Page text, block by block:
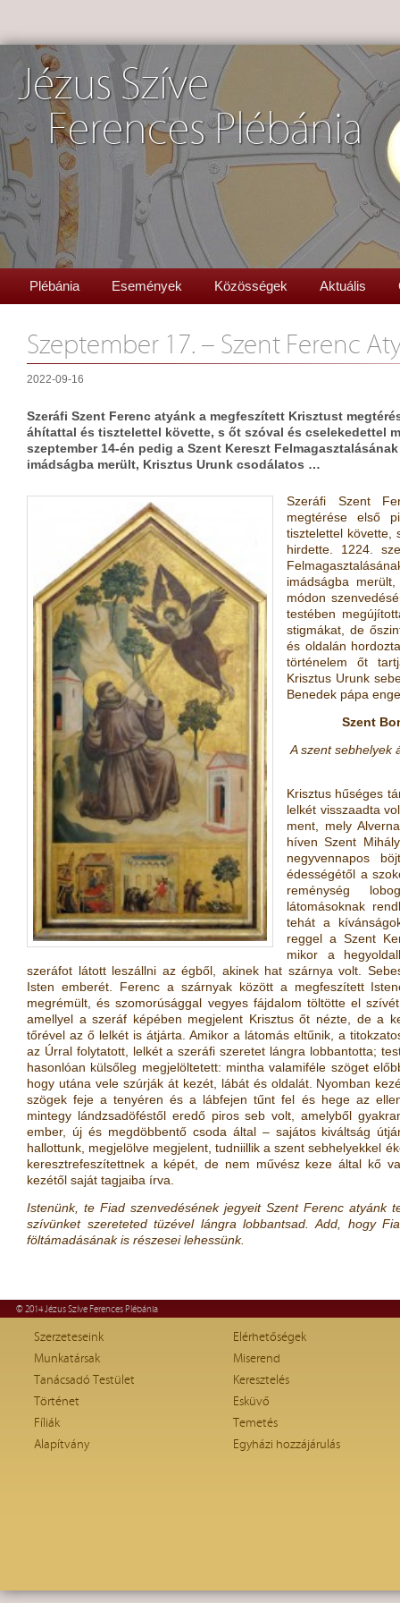
Jézus Szíve
Ferences Plébánia
Plébánia Események Közösségek Aktuális
Szeptember 17. – Szent Ferenc
2022-09-16
Szeráfi Szent Ferenc atyánk a megfeszített Krisztust
áhítattal és tisztelettel követte, s őt szóval és cselekedettel
szeptember 14-én pedig a Szent Kereszt
imádságba merült, Krisztus Urunk csodálatos …
Szeráfi Szent
megtérése első
tisztelettel követte,
hirdette. 1224.
imádságba
módon
testében
stigmákat, de
és oldalán
történelem őt
Krisztus Urunk
Benedek pápa
Szent
A szent sebhelyek
Krisztus hűséges
lelkét visszaadta
ment, mely
híven Szent
negyvennapos
édességétől a
reménység
látomásoknak
tehát a
reggel a Szent
mikor a
szeráfot látott leszállni az égből, akinek hat szárnya volt.
Isten emberét. Ferenc a szárnyak között a megfeszített
megrémült, és szomorúsággal vegyes fájdalom töltötte el
amellyel a szeráf képében megjelent Krisztus őt nézte, de a
tőrével az ő lelkét is átjárta. Amikor a látomás eltűnik, a
az Úrral folytatott, lelkét a szeráfi szeretet lángra lobbantotta;
hasonlóan külsőleg megjelöltetett: mintha valamiféle szöget
hogy utána vele szúrják át kezét, lábát és oldalát. Nyomban
szögek feje a tenyéren és a lábfejen tűnt fel és hege az
mintegy lándzsadöféstől eredő piros seb volt, amelyből
ember, új és megdöbbentő csoda által – sajátos kiváltság
hallottunk, megjelölve megjelent, tudniillik a szent sebhelyekkel
keresztrefeszítettnek a képét, de nem művész keze által kő
kezétől saját tagjaiba írva.
Istenünk, te Fiad szenvedésének jegyeit Szent Ferenc atyánk
szívünket szereteted tüzével lángra lobbantsad. Add, hogy
föltámadásának is részesei lehessünk.
© 2014 Jézus Szíve Ferences Plébánia
Szerzeteseink
Munkatársak
Tanácsadó Testület
Történet
Fíliák
Alapítvány
Elérhetőségek
Miserend
Keresztelés
Esküvő
Temetés
Egyházi hozzájárulás